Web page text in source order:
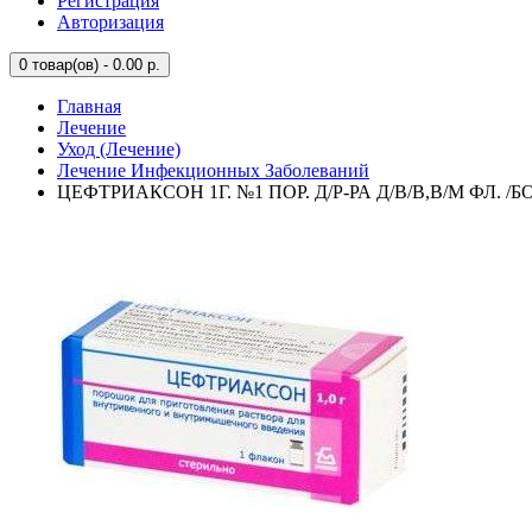
Авторизация
0 товар(ов) - 0.00 р.
Главная
Лечение
Уход (Лечение)
Лечение Инфекционных Заболеваний
ЦЕФТРИАКСОН 1Г. №1 ПОР. Д/Р-РА Д/В/В,В/М ФЛ. /